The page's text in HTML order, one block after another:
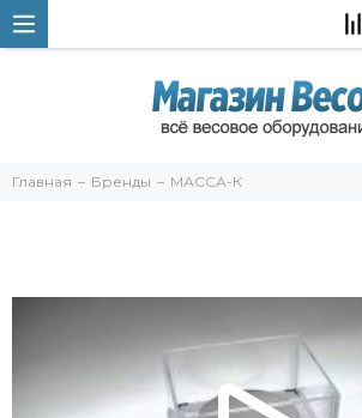
Главная Бренды МАССА-К